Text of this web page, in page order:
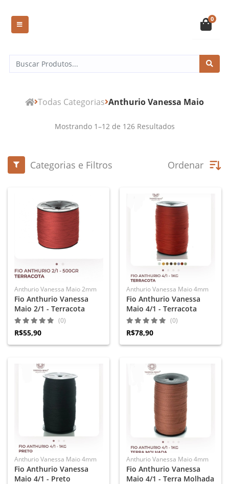
0
Todas Categorias Anthurio Vanessa Maio
Mostrando 1–12 de 126Resultados
Categorias e Filtros Ordenar
Anthurio Vanessa Maio 2mm
Fio Anthurio Vanessa
Maio 2/1 - Terracota
(0)
R$55,90
Anthurio Vanessa Maio 4mm
Fio Anthurio Vanessa
Maio 4/1 - Terracota
(0)
R$78,90
Anthurio Vanessa Maio 4mm
Fio Anthurio Vanessa
Maio 4/1 - Preto
Anthurio Vanessa Maio 4mm
Fio Anthurio Vanessa
Maio 4/1 - Terra Molhada